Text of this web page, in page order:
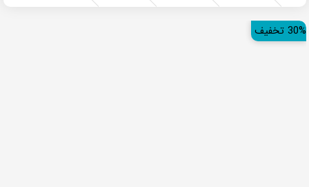
30% تخفیف